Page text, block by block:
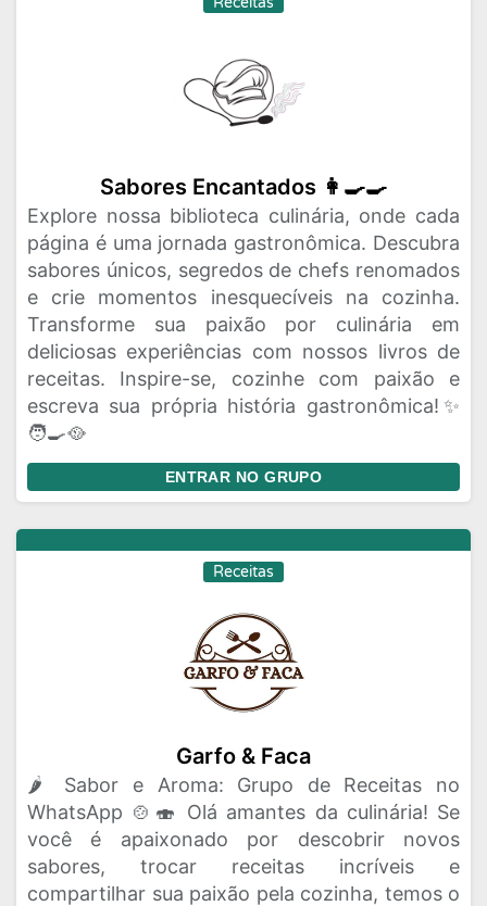
Sabores Encantados 👩‍🍳🍳
Explore nossa biblioteca culinária, onde cada
página é uma jornada gastronômica. Descubra
sabores únicos, segredos de chefs renomados
e crie momentos inesquecíveis na cozinha.
Transforme sua paixão por culinária em
deliciosas experiências com nossos livros de
receitas. Inspire-se, cozinhe com paixão e
escreva sua própria história gastronômica!✨
🧑‍🍳🥘
ENTRAR NO GRUPO
Receitas
Garfo & Faca
🌶️ Sabor e Aroma: Grupo de Receitas no
WhatsApp 🍲🍣 Olá amantes da culinária! Se
você é apaixonado por descobrir novos
sabores, trocar receitas incríveis e
compartilhar sua paixão pela cozinha, temos o